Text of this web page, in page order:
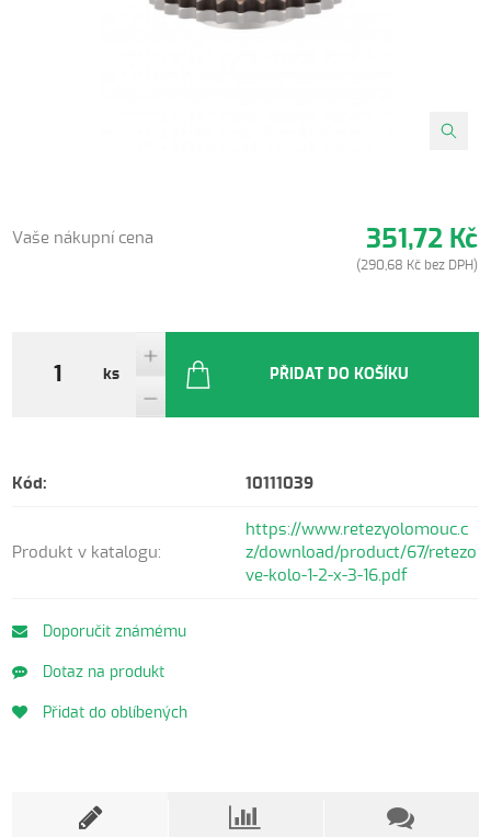
Vaše nákupní cena 351,72 Kč
(290,68 Kč bez DPH)
ks PŘIDAT DO KOŠÍKU
Kód: 10111039
Produkt v katalogu:
https://www.retezyolomouc.c
z/download/product/67/retezo
ve-kolo-1-2-x-3-16.pdf
Doporučit známému
Dotaz na produkt
Přidat do oblíbených